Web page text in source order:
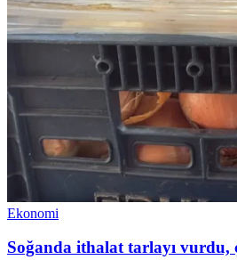
Ekonomi
Soğanda ithalat tarlayı vurdu,